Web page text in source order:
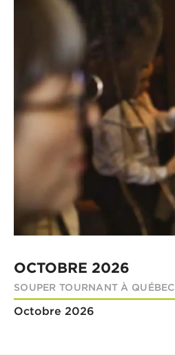
OCTOBRE 2026
SOUPER TOURNANT À QUÉBEC
Octobre 2026